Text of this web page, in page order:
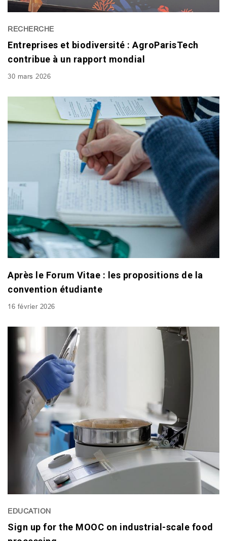
RECHERCHE
Entreprises et biodiversité : AgroParisTech
contribue à un rapport mondial
30 mars 2026
Après le Forum Vitae : les propositions de la
convention étudiante
16 février 2026
EDUCATION
Sign up for the MOOC on industrial-scale food